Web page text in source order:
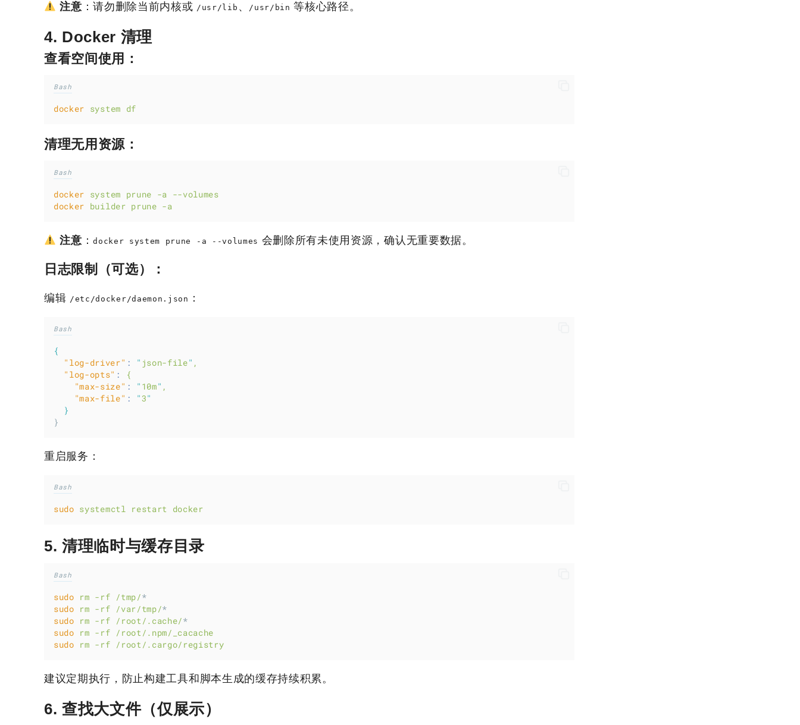
注意 ：请勿删除当前内核或 /usr/lib 、 /usr/bin 等核心路径。
4. Docker 清理
查看空间使用：
Bash
docker system df
清理无用资源：
Bash
docker system prune -a
--volumes
docker builder prune -a
注意 ：docker system prune -a --volumes 会删除所有未使用资源，确认无重要数据。
日志限制（可选）：
编辑 /etc/docker/daemon.json ：
Bash
{
"log-driver" : " json-file" ,
"log-opts" :
{
"max-size" : " 10m" ,
"max-file" : "3"
}
}
重启服务：
Bash
sudo systemctl restart docker
5. 清理临时与缓存目录
Bash
sudo rm -rf /tmp/*
sudo rm -rf /var/tmp/*
sudo rm -rf /root/.cache/*
sudo rm -rf /root/.npm/_cacache
sudo rm -rf /root/.cargo/registry
建议定期执行，防止构建工具和脚本生成的缓存持续积累。
6. 查找大文件（仅展示）